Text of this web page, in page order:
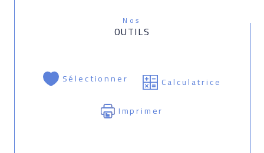
Nos
OUTILS
Sélectionner
Calculatrice
Imprimer